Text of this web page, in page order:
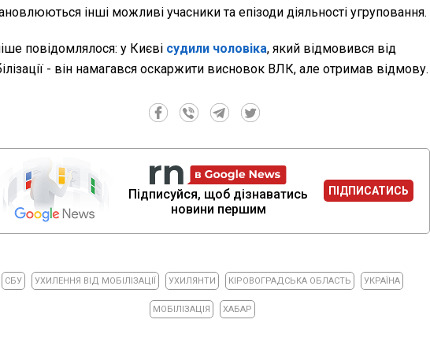
інші можливі учасники та епізоди діяльності угруповання.
повідомлялося: у Києві судили чоловіка, який відмовився від
- він намагався оскаржити висновок ВЛК, але отримав відмову.
Підписуйся, щоб дізнаватись
новини першим
ПІДПИСАТИСЬ
СБУ УХИЛЕННЯ ВІД МОБІЛІЗАЦІЇ УХИЛЯНТИ КІРОВОГРАДСЬКА ОБЛАСТЬ УКРАЇНА
МОБІЛІЗАЦІЯ ХАБАР